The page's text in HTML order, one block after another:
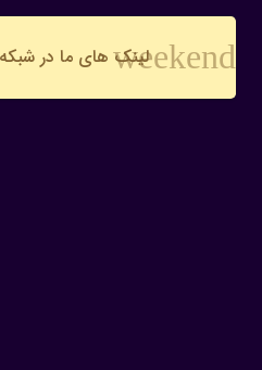
weekendلینک های ما در